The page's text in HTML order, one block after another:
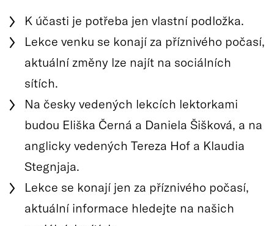
K účasti je potřeba jen vlastní podložka.
Lekce venku se konají za příznivého počasí,
aktuální změny lze najít na sociálních
sítích.
Na česky vedených lekcích lektorkami
budou Eliška Černá a Daniela Šišková, a na
anglicky vedených Tereza Hof a Klaudia
Stegnjaja.
Lekce se konají jen za příznivého počasí,
aktuální informace hledejte na našich